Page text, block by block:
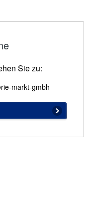
Sie zu:
markt-gmbh